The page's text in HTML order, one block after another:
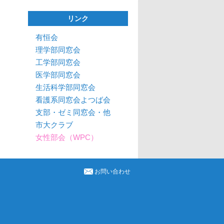
リンク
有恒会
理学部同窓会
工学部同窓会
医学部同窓会
生活科学部同窓会
看護系同窓会よつば会
支部・ゼミ同窓会・他
市大クラブ
女性部会（WPC）
お問い合わせ